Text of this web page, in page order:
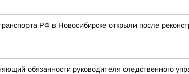
РФ в Новосибирске открыли после
обязанности руководителя следственного